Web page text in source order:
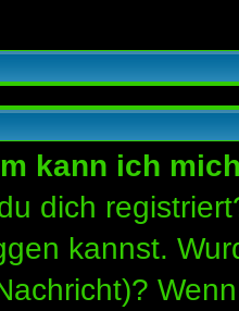
kann ich
dich
kannst.